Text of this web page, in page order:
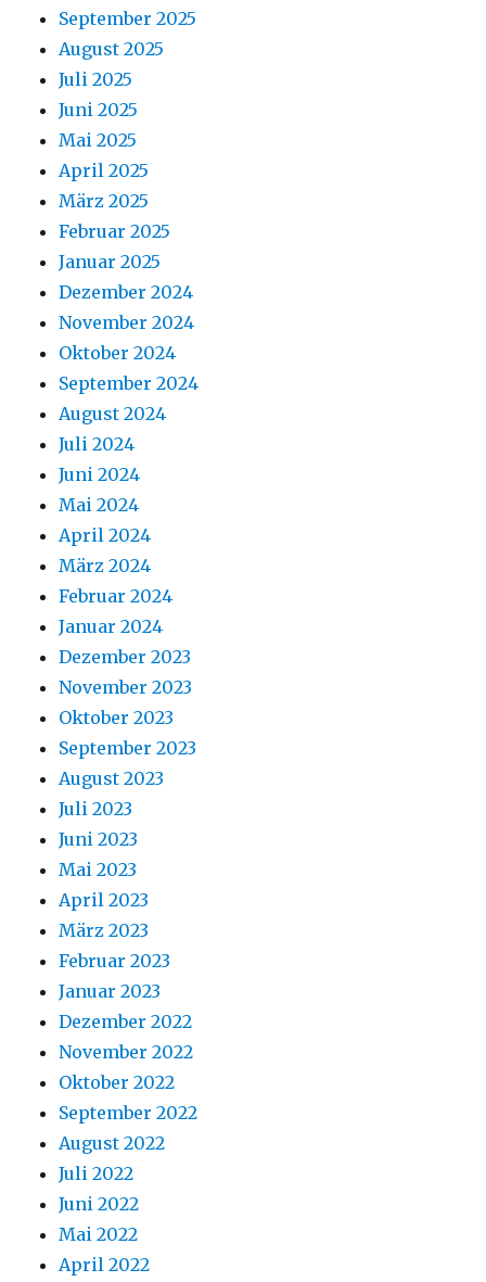
September 2025
August 2025
Juli 2025
Juni 2025
Mai 2025
April 2025
März 2025
Februar 2025
Januar 2025
Dezember 2024
November 2024
Oktober 2024
September 2024
August 2024
Juli 2024
Juni 2024
Mai 2024
April 2024
März 2024
Februar 2024
Januar 2024
Dezember 2023
November 2023
Oktober 2023
September 2023
August 2023
Juli 2023
Juni 2023
Mai 2023
April 2023
März 2023
Februar 2023
Januar 2023
Dezember 2022
November 2022
Oktober 2022
September 2022
August 2022
Juli 2022
Juni 2022
Mai 2022
April 2022